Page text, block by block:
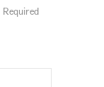
Required